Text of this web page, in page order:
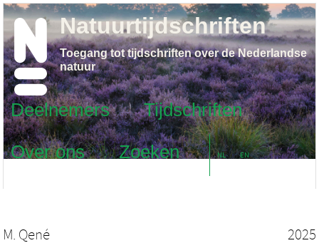
Deelnemers
Tijdschriften
Over ons
Zoeken NL EN
Natuurtijdschriften
Toegang tot tijdschriften over de Nederlandse
natuur
M. Qené 2025